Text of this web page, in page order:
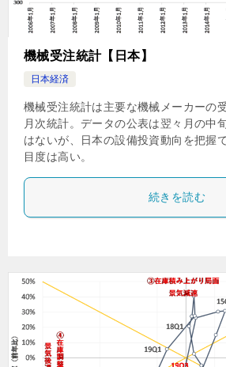
機械受注統計【日本】
日本経済
機械受注統計は主要な機械メーカーの
月次統計。データの公表は翌々月の中
はないが、日本の設備投資動向を把握
目度は高い。
続きを読む